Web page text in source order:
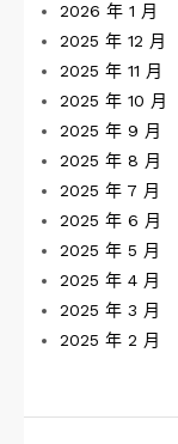
2026 年 1 月
2025 年 12 月
2025 年 11 月
2025 年 10 月
2025 年 9 月
2025 年 8 月
2025 年 7 月
2025 年 6 月
2025 年 5 月
2025 年 4 月
2025 年 3 月
2025 年 2 月